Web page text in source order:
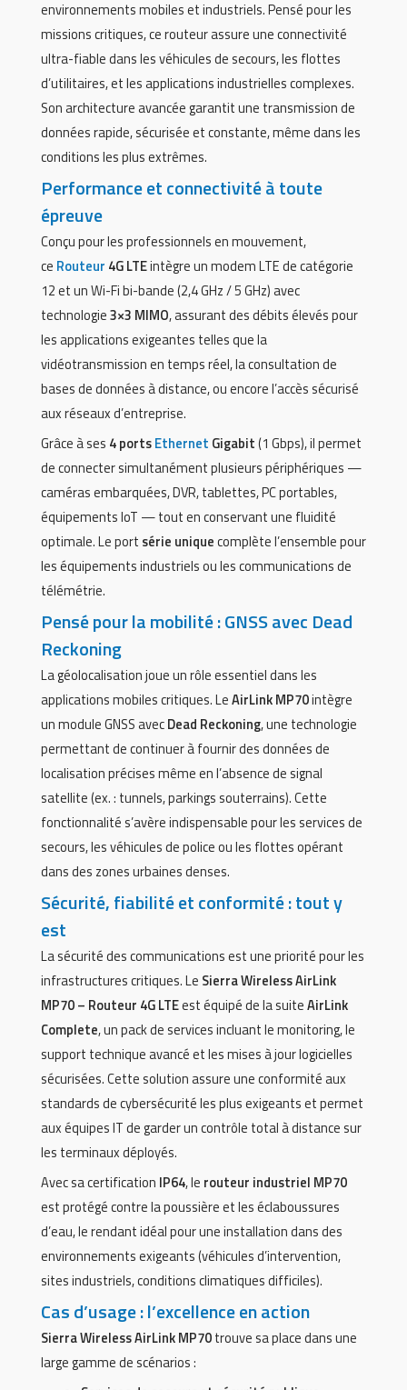
environnements mobiles et industriels. Pensé pour les
missions critiques, ce routeur assure une connectivité
ultra-fiable dans les véhicules de secours, les flottes
d’utilitaires, et les applications industrielles complexes.
Son architecture avancée garantit une transmission de
données rapide, sécurisée et constante, même dans les
conditions les plus extrêmes.
Performance et connectivité à toute
épreuve
Conçu pour les professionnels en mouvement,
ce Routeur 4G LTEintègre un modem LTE de catégorie
12 et un Wi-Fi bi-bande (2,4 GHz / 5 GHz) avec
technologie3×3 MIMO, assurant des débits élevés pour
les applications exigeantes telles que la
vidéotransmission en temps réel, la consultation de
bases de données à distance, ou encore l’accès sécurisé
aux réseaux d’entreprise.
Grâce à ses 4 portsEthernet Gigabit(1 Gbps), il permet
de connecter simultanément plusieurs périphériques —
caméras embarquées, DVR, tablettes, PC portables,
équipements IoT — tout en conservant une fluidité
optimale. Le port série uniquecomplète l’ensemble pour
les équipements industriels ou les communications de
télémétrie.
Pensé pour la mobilité : GNSS avec Dead
Reckoning
La géolocalisation joue un rôle essentiel dans les
applications mobiles critiques. LeAirLink MP70intègre
un module GNSS avecDead Reckoning, une technologie
permettant de continuer à fournir des données de
localisation précises même en l’absence de signal
satellite (ex. : tunnels, parkings souterrains). Cette
fonctionnalité s’avère indispensable pour les services de
secours, les véhicules de police ou les flottes opérant
dans des zones urbaines denses.
Sécurité, fiabilité et conformité : tout y
est
La sécurité des communications est une priorité pour les
infrastructures critiques. Le Sierra Wireless AirLink
MP70 – Routeur 4G LTEest équipé de la suiteAirLink
Complete, un pack de services incluant le monitoring, le
support technique avancé et les mises à jour logicielles
sécurisées. Cette solution assure une conformité aux
standards de cybersécurité les plus exigeants et permet
aux équipes IT de garder un contrôle total à distance sur
les terminaux déployés.
Avec sa certification IP64, le routeur industriel MP70
est protégé contre la poussière et les éclaboussures
d’eau, le rendant idéal pour une installation dans des
environnements exigeants (véhicules d’intervention,
sites industriels, conditions climatiques difficiles).
Cas d’usage : l’excellence en action
Sierra Wireless AirLink MP70trouve sa place dans une
large gamme de scénarios :